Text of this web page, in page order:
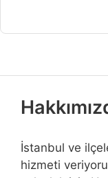
İstanbul ve
hizmeti